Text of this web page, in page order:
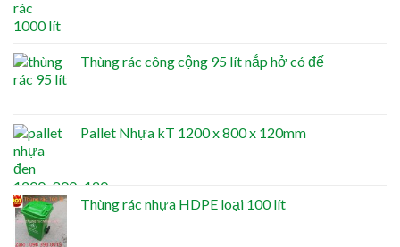
Thùng rác công cộng 95 lít nắp hở có đế
Pallet Nhựa kT 1200 x 800 x 120mm
Thùng rác nhựa HDPE loại 100 lít